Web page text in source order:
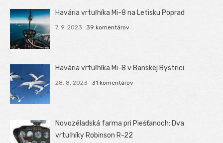
Havária vrtuľníka Mi-8 na Letisku Poprad
7. 9. 2023 39 komentárov
Havária vrtuľníka Mi-8 v Banskej Bystrici
28. 8. 2023 31 komentárov
Novozéladská farma pri Piešťanoch: Dva
vrtuľníky Robinson R-22